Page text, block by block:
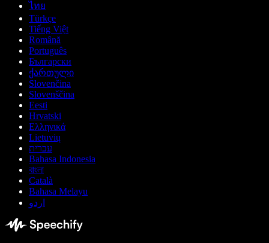
ไทย
Türkçe
Tiếng Việt
Română
Português
Български
ქართული
Slovenčina
Slovenščina
Eesti
Hrvatski
Ελληνικά
Lietuvių
עברית
Bahasa Indonesia
বাংলা
Català
Bahasa Melayu
اردو